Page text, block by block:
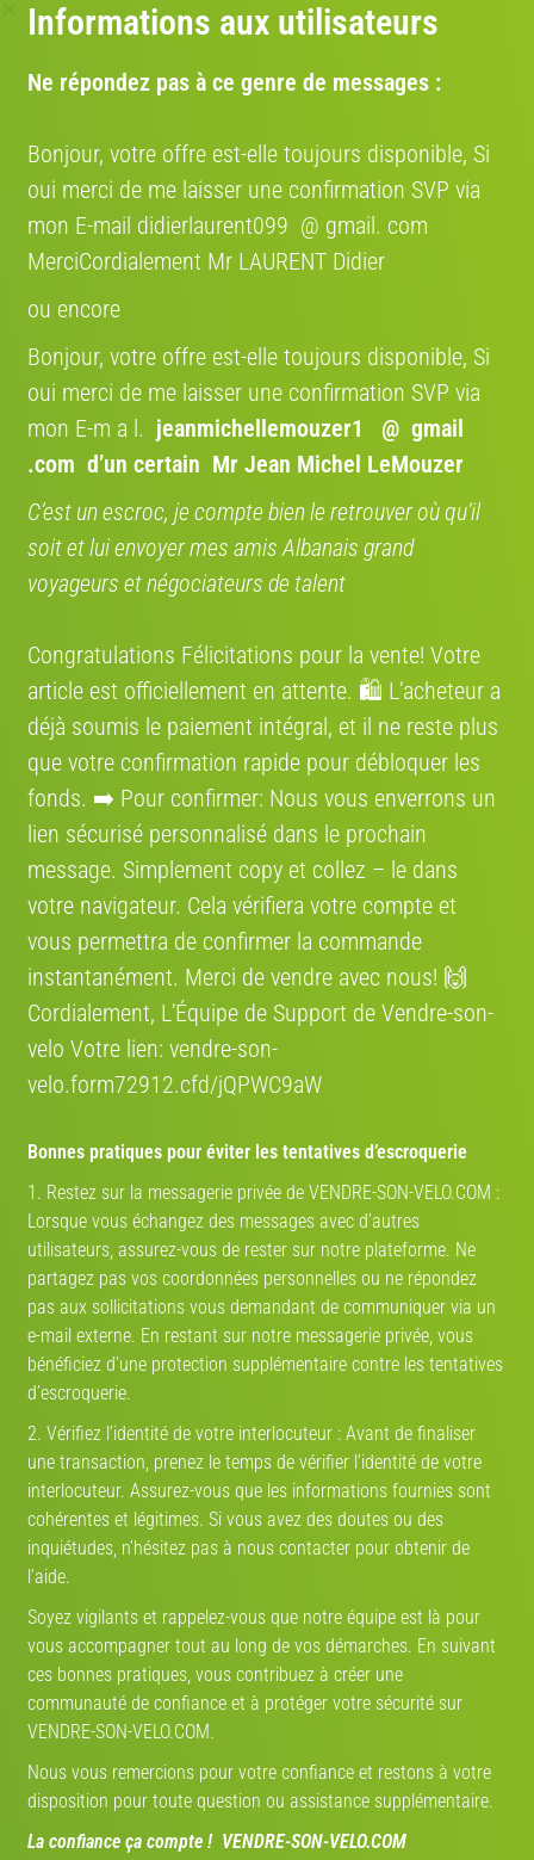
Nakamura YG60U5 2025
YG60U5 2025
Vélo neuf
neuf Prix: 130 €
de 2021
Enfant, Vélo de loisirs
Vélo occasion
VELO ENFANT BTWIN ROSE 14 (927 - EVREUX)
Enfant, Vélo de loisirs
Vélo occasion, reconditionné
occasion, reconditionné Prix:39 €
Informations aux utilisateurs
Ne répondez pas à ce genre de messages :
Bonjour, votre offre est-elle toujours disponible, Si
oui merci de me laisser une confirmation SVP via
mon E-mail didierlaurent099 @ gmail. com
MerciCordialement Mr LAURENT Didier
ou encore
Bonjour, votre offre est-elle toujours disponible, Si
oui merci de me laisser une confirmation SVP via
mon E-m a l. jeanmichellemouzer1 @ gmail
.com d’un certain Mr Jean Michel LeMouzer
C’est un escroc, je compte bien le retrouver où qu’il
soit et lui envoyer mes amis Albanais grand
voyageurs et négociateurs de talent
Congratulations Félicitations pour la vente! Votre
article est officiellement en attente. 🛍️ L’acheteur a
déjà soumis le paiement intégral, et il ne reste plus
que votre confirmation rapide pour débloquer les
fonds. ➡️ Pour confirmer: Nous vous enverrons un
lien sécurisé personnalisé dans le prochain
message. Simplement сору et collez – le dans
votre navigateur. Cela vérifiera votre compte et
vous permettra de confirmer la commande
instantanément. Merci de vendre avec nous! 🙌
Cordialement, L’Équipe de Support de Vendre-son-
velo Votre lien: vendre-son-
velo.form72912.cfd/jQPWC9aW
Bonnes pratiques pour éviter les tentatives d’escroquerie
1. Restez sur la messagerie privée de VENDRE-SON-VELO.COM :
Lorsque vous échangez des messages avec d’autres
utilisateurs, assurez-vous de rester sur notre plateforme. Ne
partagez pas vos coordonnées personnelles ou ne répondez
pas aux sollicitations vous demandant de communiquer via un
e-mail externe. En restant sur notre messagerie privée, vous
bénéficiez d’une protection supplémentaire contre les tentatives
d’escroquerie.
2. Vérifiez l’identité de votre interlocuteur : Avant de finaliser
une transaction, prenez le temps de vérifier l’identité de votre
interlocuteur. Assurez-vous que les informations fournies sont
cohérentes et légitimes. Si vous avez des doutes ou des
inquiétudes, n’hésitez pas à nous contacter pour obtenir de
l’aide.
Soyez vigilants et rappelez-vous que notre équipe est là pour
vous accompagner tout au long de vos démarches. En suivant
ces bonnes pratiques, vous contribuez à créer une
communauté de confiance et à protéger votre sécurité sur
VENDRE-SON-VELO.COM.
Nous vous remercions pour votre confiance et restons à votre
disposition pour toute question ou assistance supplémentaire.
La confiance ça compte ! VENDRE-SON-VELO.COM